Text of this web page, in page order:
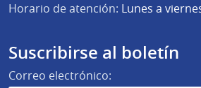
Horario de atención: Lunes a
Suscribirse al boletín
Correo electrónico: